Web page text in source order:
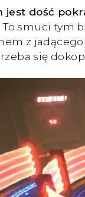
jest dość
smuci tym
z
się